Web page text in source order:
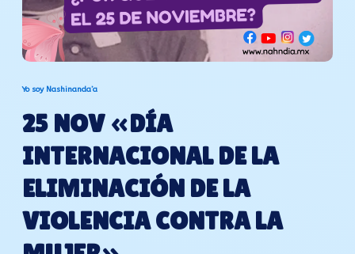
Yo soy Nashinanda’a
25 NOV «DÍA
INTERNACIONAL DE LA
ELIMINACIÓN DE LA
VIOLENCIA CONTRA LA